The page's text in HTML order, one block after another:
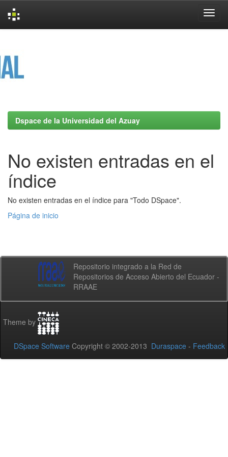
Dspace de la Universidad del Azuay
No existen entradas en el
índice
No existen entradas en el índice para "Todo DSpace".
Página de inicio
Repositorio integrado a la Red de
Repositorios de Acceso Abierto del Ecuador -
RRAAE
Theme by
DSpace Software Copyright © 2002-2013 Duraspace - Feedback